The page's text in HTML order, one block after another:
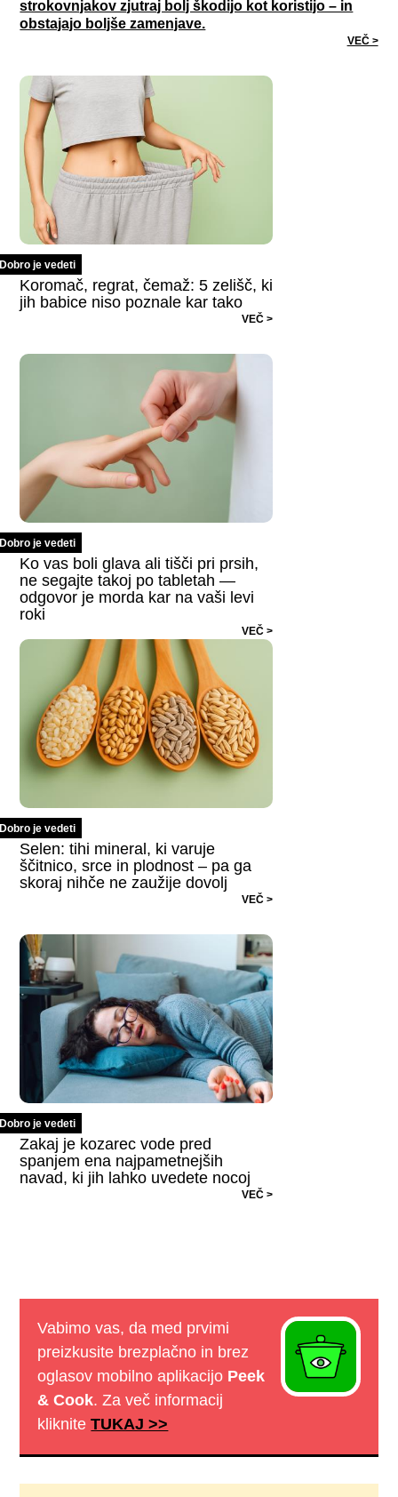
strokovnjakov zjutraj bolj škodijo kot koristijo – in
obstajajo boljše zamenjave.
VEČ >
Dobro je vedeti
Koromač, regrat, čemaž: 5 zelišč, ki
jih babice niso poznale kar tako
VEČ >
Dobro je vedeti
Ko vas boli glava ali tišči pri prsih,
ne segajte takoj po tabletah —
odgovor je morda kar na vaši levi
roki
VEČ >
Dobro je vedeti
Selen: tihi mineral, ki varuje
ščitnico, srce in plodnost – pa ga
skoraj nihče ne zaužije dovolj
VEČ >
Dobro je vedeti
Zakaj je kozarec vode pred
spanjem ena najpametnejših
navad, ki jih lahko uvedete nocoj
VEČ >
Vabimo vas, da med prvimi
preizkusite brezplačno in brez
oglasov mobilno aplikacijo Peek
& Cook. Za več informacij
klikniteTUKAJ >>